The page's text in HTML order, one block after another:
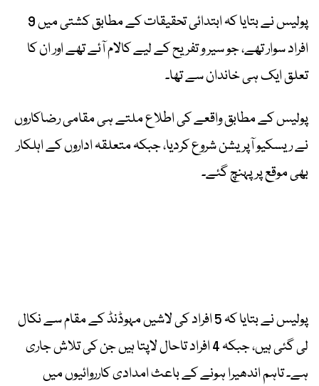
پولیس نے بتایا کہ ابتدائی تحقیقات کے مطابق کشتی میں 9
افراد سوار تھے، جو سیر و تفریح کے لیے کالام آئے تھے اور ان کا
تعلق ایک ہی خاندان سے تھا۔
پولیس کے مطابق واقعے کی اطلاع ملتے ہی مقامی رضاکاروں
نے ریسکیو آپریشن شروع کردیا، جبکہ متعلقہ اداروں کے اہلکار
بھی موقع پر پہنچ گئے۔
پولیس نے بتایا کہ 5 افراد کی لاشیں مہوڈنڈ کے مقام سے نکال
لی گئی ہیں، جبکہ 4 افراد تاحال لاپتا ہیں جن کی تلاش جاری
ہے۔ تاہم اندھیرا ہونے کے باعث امدادی کارروائیوں میں